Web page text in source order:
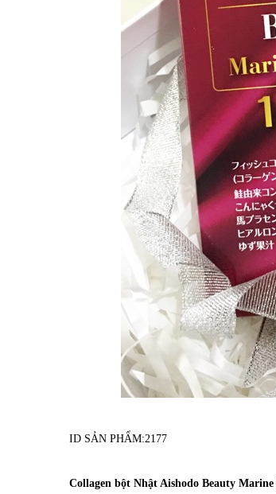
ID SẢN PHẨM:2177
Collagen bột Nhật Aishodo Beauty Marine